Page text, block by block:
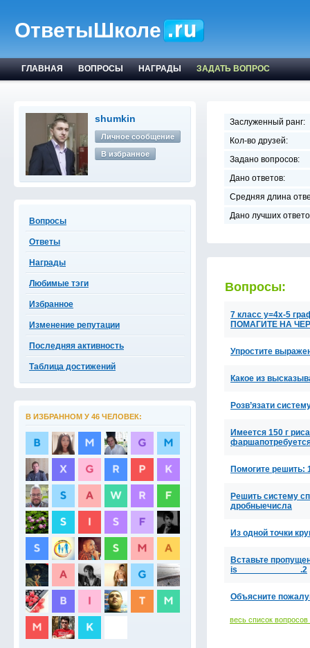
ОтветыШколе
ГЛАВНАЯ ВОПРОСЫ НАГРАДЫ ЗАДАТЬ ВОПРОС
shumkin
Личное сообщение
В избранное
Вопросы
Ответы
Награды
Любимые тэги
Избранное
Изменение репутации
Последняя активность
Таблица достижений
В ИЗБРАННОМ У 46 ЧЕЛОВЕК:
Заслуженный ранг:
Кол-во друзей:
Задано вопросов:
Дано ответов:
Средняя длина
Дано лучших
Вопросы:
7 класс y=4x-5
ПОМАГИТЕ НА
Упростите
Какое из
Розв’язати
Имеется 150 г
Помогите решить:
Решить систему
дробныечисла
Из одной точки
Вставьте
is_____________.2
Объясните
весь список вопросов